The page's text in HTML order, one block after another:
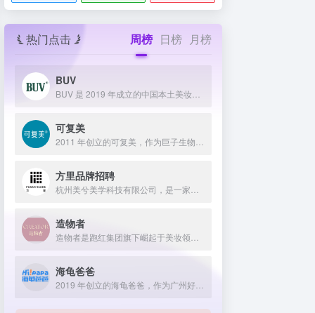
热门点击 周榜 日榜 月榜
BUV
可复美
方里品牌招聘
造物者
海龟爸爸